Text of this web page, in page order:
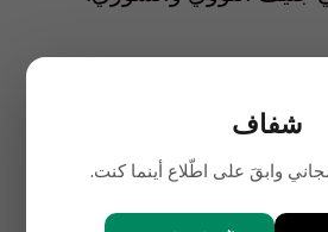
الزعم التي انطلقت، أمس،
الوطني.
شفاف
وابقَ على اطّلاع أينما كنت.